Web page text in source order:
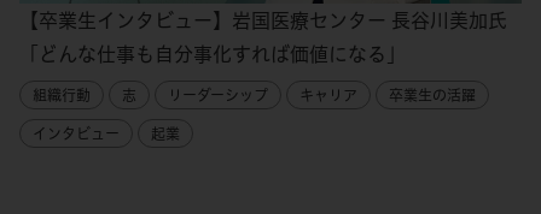
【卒業生インタビュー】岩国医療センター 長谷川美加氏
「どんな仕事も自分事化すれば価値になる」
組織行動 志 リーダーシップ キャリア 卒業生の活躍
インタビュー 起業